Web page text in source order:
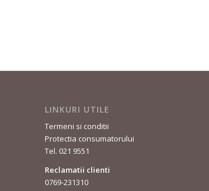
LINKURI UTILE
Termeni si conditii
Protectia consumatorului
Tel. 021 9551
Reclamatii clienti
0769-231310